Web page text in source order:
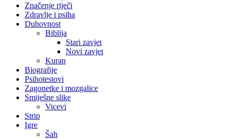
Značenje riječi
Zdravlje i psiha
Duhovnost
Biblija
Stari zavjet
Novi zavjet
Kuran
Biografije
Psihotestovi
Zagonetke i mozgalice
Smiješne slike
Vicevi
Strip
Igre
Šah